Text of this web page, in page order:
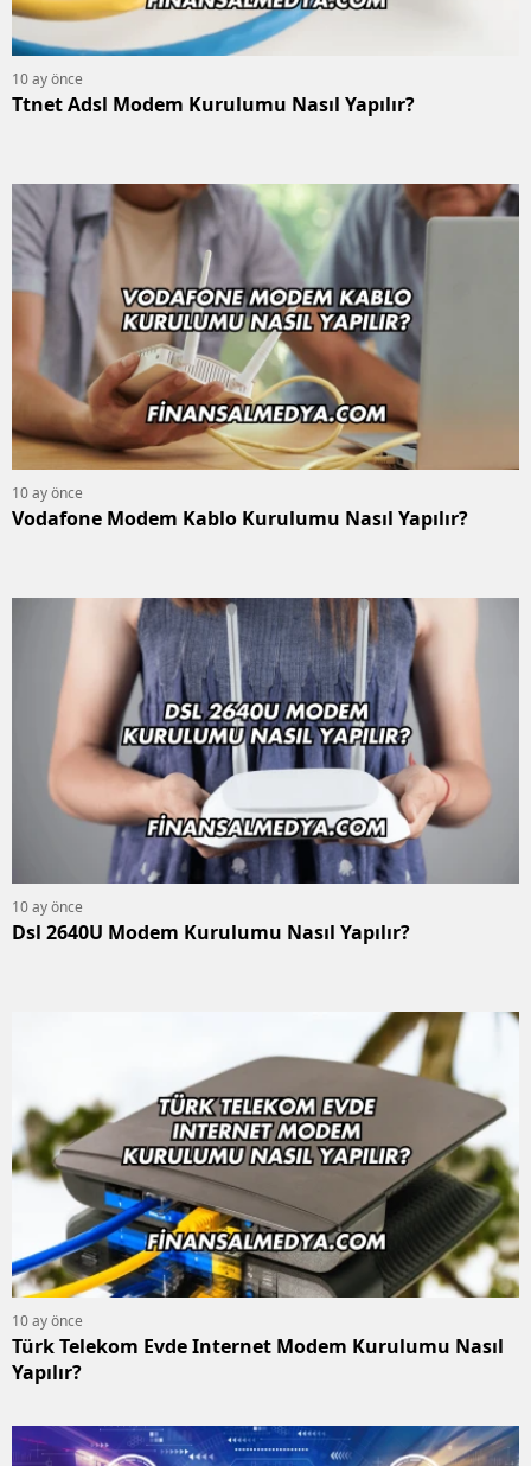
10 ay önce
Ttnet Adsl Modem Kurulumu Nasıl Yapılır?
10 ay önce
Vodafone Modem Kablo Kurulumu Nasıl Yapılır?
10 ay önce
Dsl 2640U Modem Kurulumu Nasıl Yapılır?
10 ay önce
Türk Telekom Evde Internet Modem Kurulumu Nasıl
Yapılır?